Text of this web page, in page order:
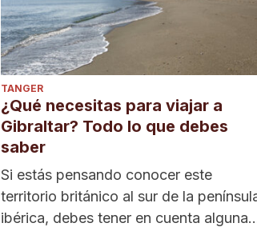
TANGER
¿Qué necesitas para viajar a
Gibraltar? Todo lo que debes
saber
Si estás pensando conocer este
territorio británico al sur de la
ibérica, debes tener en cuenta algunas